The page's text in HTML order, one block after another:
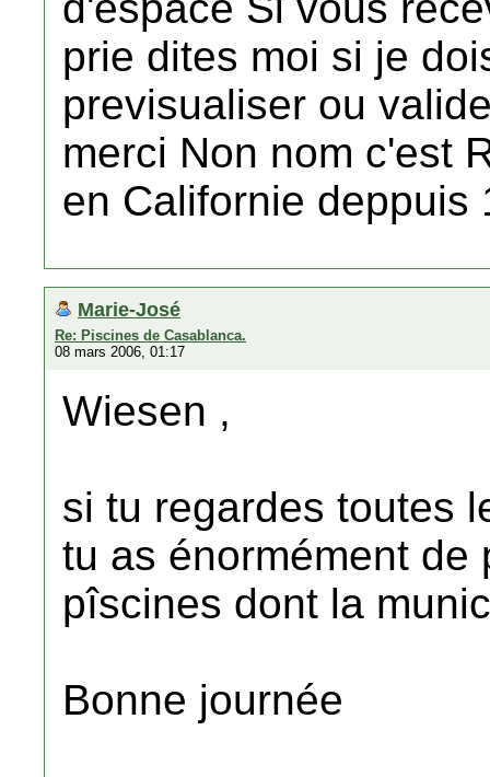
prie dites moi si je
previsualiser ou
merci Non nom c'est
en Californie deppuis
Marie-José
Re: Piscines de Casablanca.
08 mars 2006, 01:17
Wiesen ,
si tu regardes toutes
tu as énormément de
pîscines dont la
Bonne journée